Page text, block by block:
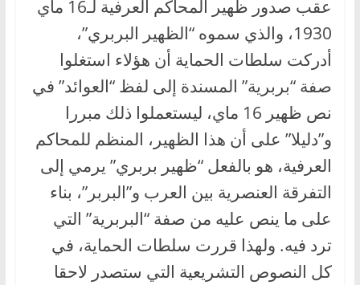
عقب صدور ظهير المحاكم العرفية لـ16 ماي
1930، والذي سموه “الظهير البربري”،
أدركت سلطات الحماية أن هؤلاء استغلوا
صفة “بربرية” المسندة إلى لفظ “العوائد” في
نص ظهير 16 ماي، ليستعملوا ذلك مبررا
و”دليلا” على أن هذا الظهير، المنظم للمحاكم
العرفية، هو بالفعل “ظهير بربري” يرمي إلى
التفرقة العنصرية بين العرب و”البربر”، بناء
على ما ينص عليه من صفة “البربرية” التي
ترد فيه. ولهذا قررت سلطات الحماية، في
كل النصوص التشريعية التي ستصدر لاحقا